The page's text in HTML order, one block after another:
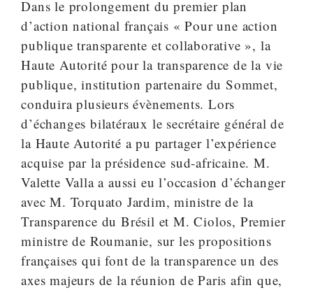
Dans le prolongement du premier plan
d’action national français « Pour une action
publique transparente et collaborative », la
Haute Autorité pour la transparence de la vie
publique, institution partenaire du Sommet,
conduira plusieurs évènements. Lors
d’échanges bilatéraux le secrétaire général de
la Haute Autorité a pu partager l’expérience
acquise par la présidence sud-africaine. M.
Valette Valla a aussi eu l’occasion d’échanger
avec M. Torquato Jardim, ministre de la
Transparence du Brésil et M. Ciolos, Premier
ministre de Roumanie, sur les propositions
françaises qui font de la transparence un des
axes majeurs de la réunion de Paris afin que,